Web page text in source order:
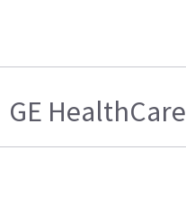
GE HealthCare